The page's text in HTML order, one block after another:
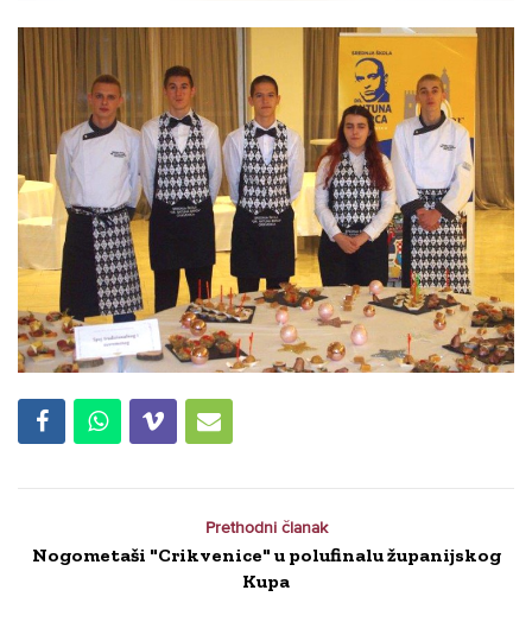
Prethodni članak
Nogometaši "Crikvenice" u polufinalu županijskog
Kupa